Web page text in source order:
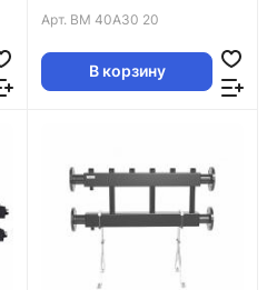
контуры G ¾″ 4D-
Арт. BM 40A30 20
В корзину